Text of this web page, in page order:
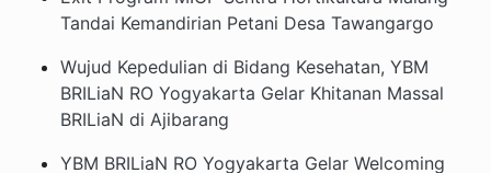
Tandai Kemandirian Petani Desa Tawangargo
Wujud Kepedulian di Bidang Kesehatan, YBM
BRILiaN RO Yogyakarta Gelar Khitanan Massal
BRILiaN di Ajibarang
YBM BRILiaN RO Yogyakarta Gelar Welcoming